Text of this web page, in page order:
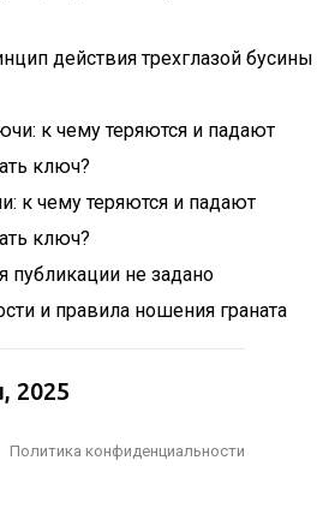
действия трехглазой бусины
к чему теряются и падают
ключ?
и правила ношения граната
2025
Политика конфиденциальности